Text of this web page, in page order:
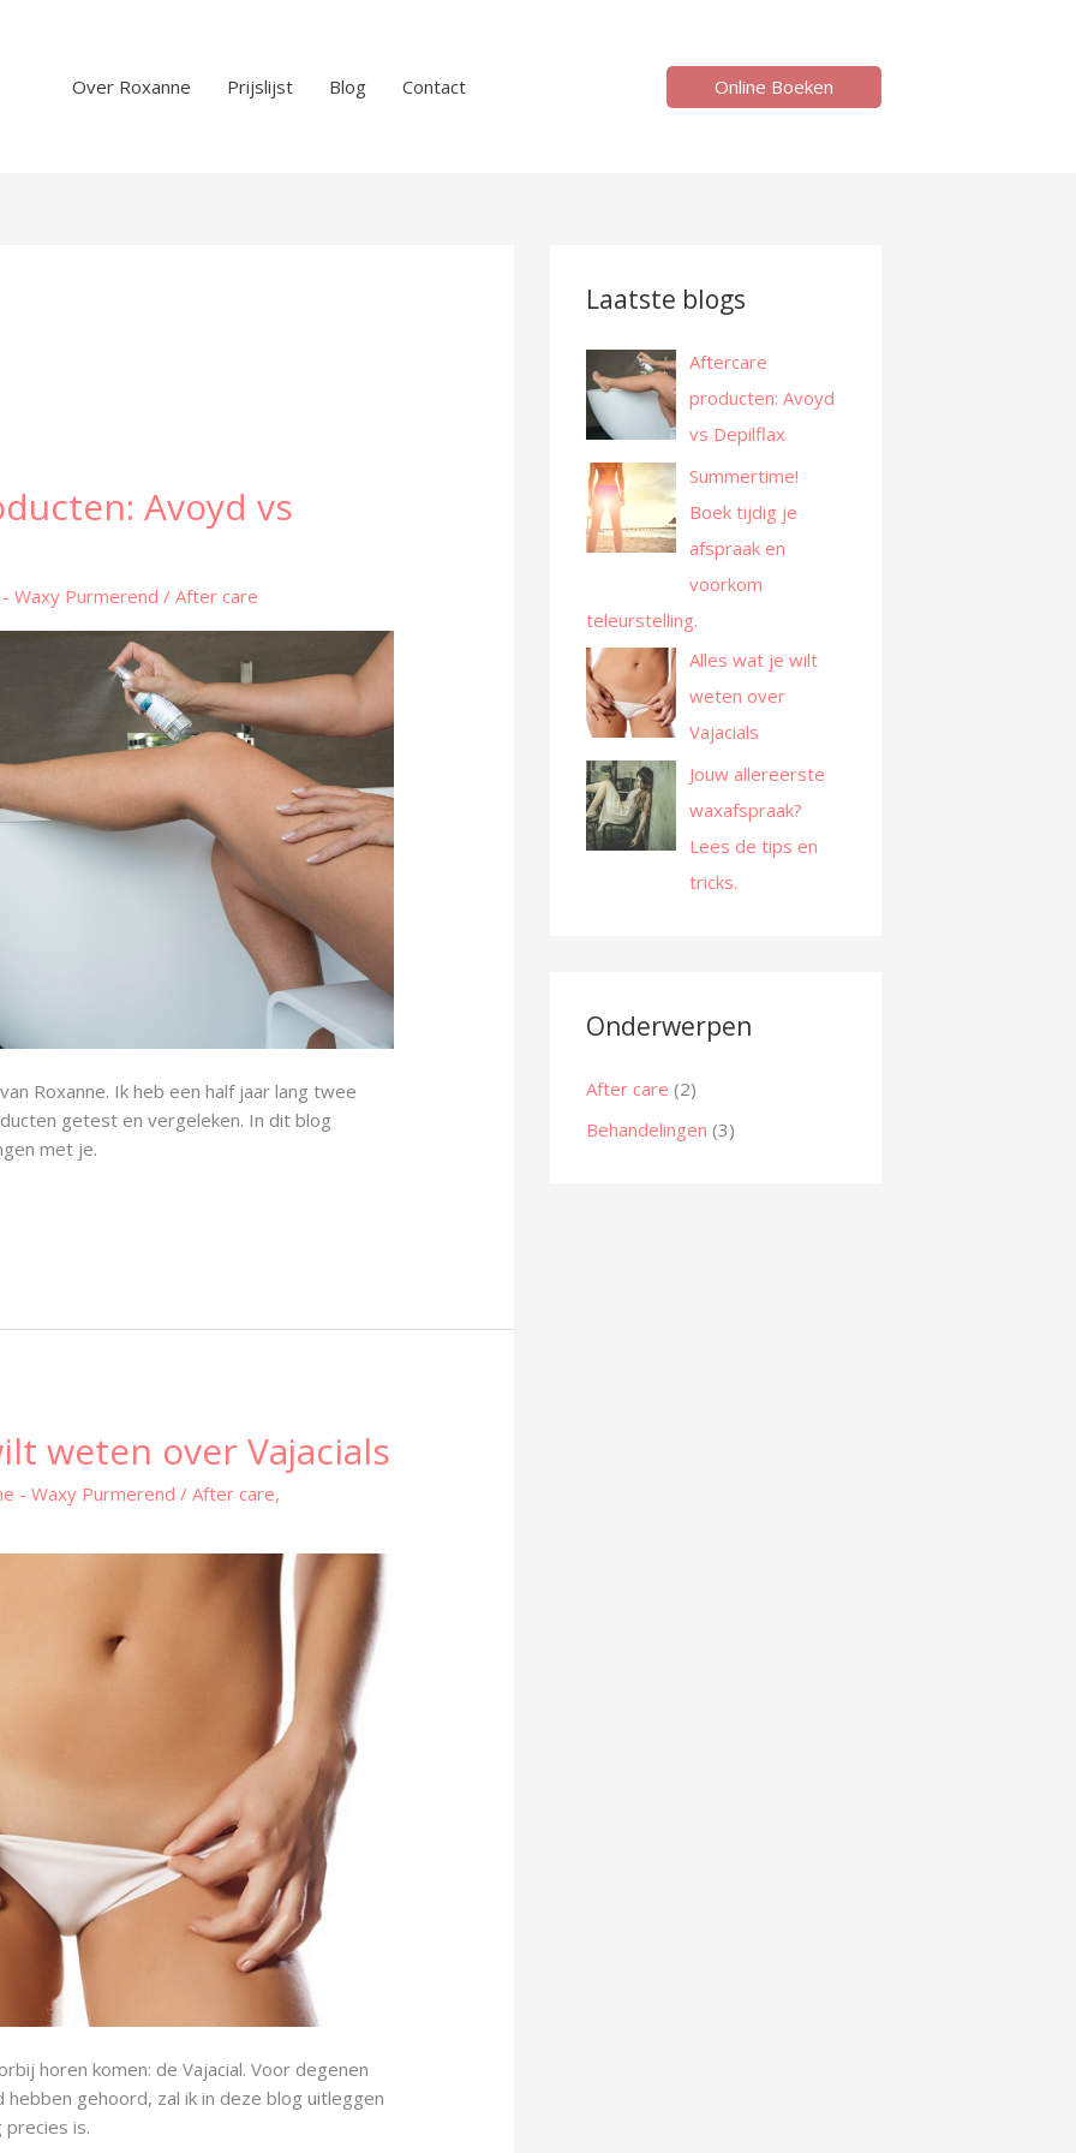
Over Roxanne Prijslijst Blog Contact Online Boeken
Avoyd vs
- Waxy Purmerend/After care
Roxanne. Ik heb een half jaar lang twee
getest en vergeleken. In dit blog
met je.
weten over Vajacials
- Waxy Purmerend/After care,
horen komen: de Vajacial. Voor degenen
gehoord, zal ik in deze blog uitleggen
precies is.
Laatste blogs
Aftercare
producten: Avoyd
vs Depilflax
Summertime!
Boek tijdig je
afspraak en
voorkom
teleurstelling.
Alles wat je wilt
weten over
Vajacials
Jouw allereerste
waxafspraak?
Lees de tips en
tricks.
Onderwerpen
After care (2)
Behandelingen (3)